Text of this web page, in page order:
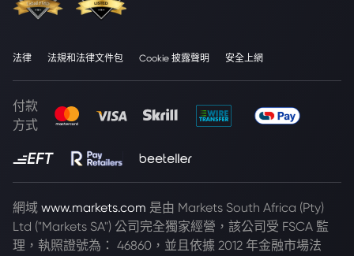
法律 法規和法律文件包 Cookie 披露聲明 安全上網
付款
方式
網域 www.markets.com 是由 Markets South Africa (Pty)
Ltd ("Markets SA") 公司完全獨家經營，該公司受 FSCA 監
理，執照證號為： 46860，並且依據 2012 年金融市場法